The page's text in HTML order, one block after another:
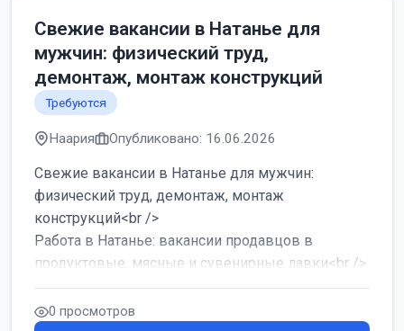
Свежие вакансии в Натанье для
мужчин: физический труд,
демонтаж, монтаж конструкций
Требуются
Наария Опубликовано: 16.06.2026
Свежие вакансии в Натанье для мужчин:
физический труд, демонтаж, монтаж
конструкций<br />
Работа в Натанье: вакансии продавцов в
продуктовые, мясные и сувенирные лавки<br />
Разнорабочий на сборку м...
0 просмотров